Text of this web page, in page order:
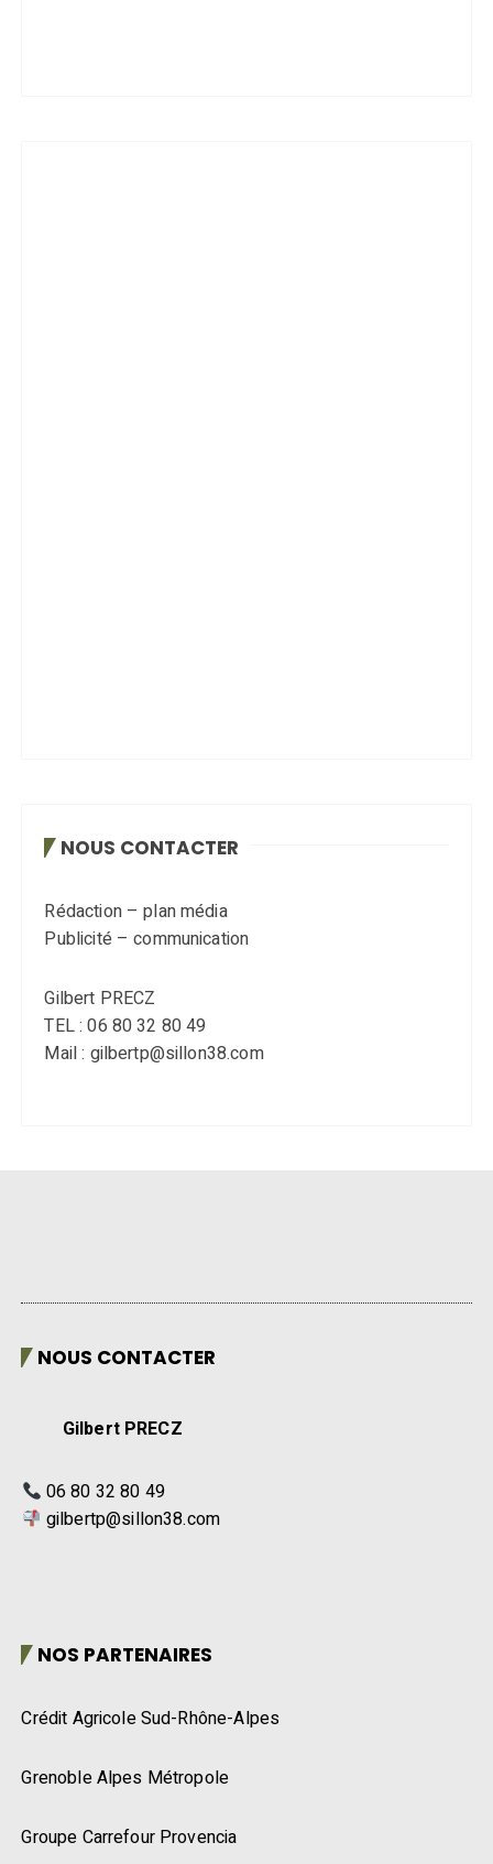
NOUS CONTACTER
Rédaction – plan média
Publicité – communication
Gilbert PRECZ
TEL : 06 80 32 80 49
Mail : gilbertp@sillon38.com
NOUS CONTACTER
Gilbert PRECZ
06 80 32 80 49
gilbertp@sillon38.com
NOS PARTENAIRES
Crédit Agricole Sud-Rhône-Alpes
Grenoble Alpes Métropole
Groupe Carrefour Provencia